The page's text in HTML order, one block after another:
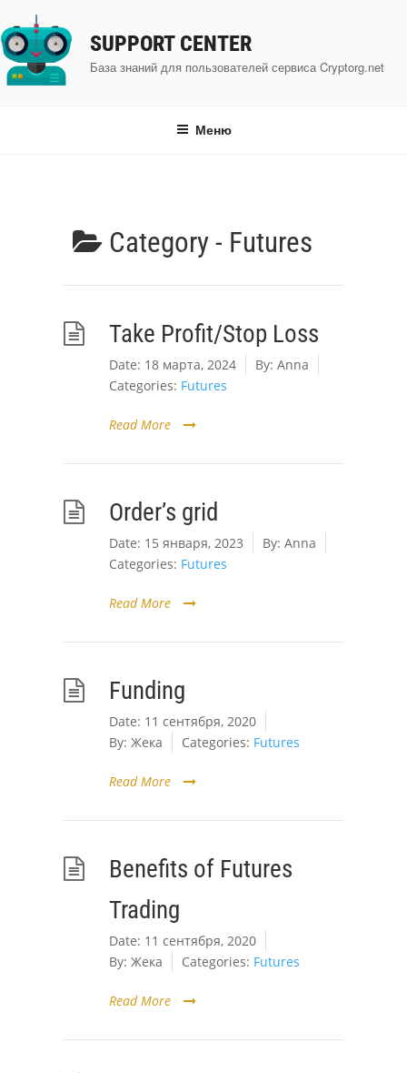
к
содержимому
SUPPORT CENTER
База знаний для пользователей сервиса Cryptorg.net
Меню
Category - Futures
Take Profit/Stop Loss
Date: 18 марта, 2024 By: Anna
Categories: Futures
Read More
Order’s grid
Date: 15 января, 2023 By: Anna
Categories: Futures
Read More
Funding
Date: 11 сентября, 2020
By: Жека Categories: Futures
Read More
Benefits of Futures
Trading
Date: 11 сентября, 2020
By: Жека Categories: Futures
Read More